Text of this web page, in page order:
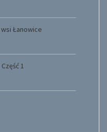
Łanowice
1